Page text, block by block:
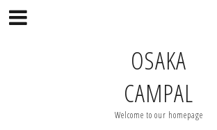
OSAKA
CAMPAL
Welcome to our homepage